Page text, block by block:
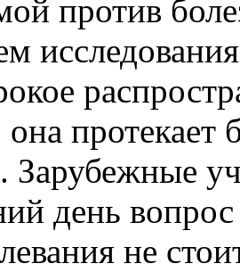
против
протекает
Зарубежные
день
не